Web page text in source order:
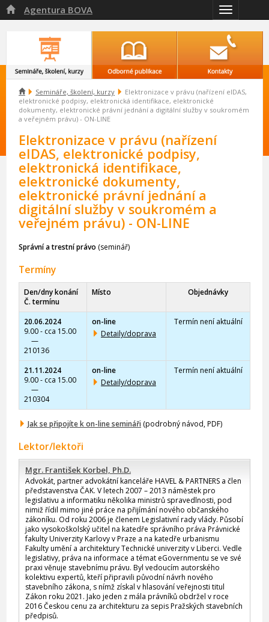
Přepnout
navigaci
 Agentura BOVA
 Semináře, školení, kurzy
Elektronizace v právu (nařízení eIDAS,
elektronické podpisy, elektronická identifikace, elektronické
dokumenty, elektronické právní jednání a digitální služby v soukromém
a veřejném právu) - ON-LINE
Elektronizace v právu (nařízení
eIDAS, elektronické podpisy,
elektronická identifikace,
elektronické dokumenty,
elektronické právní jednání a
digitální služby v soukromém a
veřejném právu) - ON-LINE
Správní a trestní právo (seminář)
Termíny
Den/dny konání
Č. termínu
Místo Objednávky
20.06.2024
9.00 - cca 15.00
—
210136
on-line
Detaily/doprava
Termín není aktuální
21.11.2024
9.00 - cca 15.00
—
210304
on-line
Detaily/doprava
Termín není aktuální
Jak se připojíte k on-line semináři (podrobný návod, PDF)
Lektor/lektoři
Mgr. František Korbel, Ph.D.
Advokát, partner advokátní kanceláře HAVEL & PARTNERS a člen
představenstva ČAK. V letech 2007 – 2013 náměstek pro
legislativu a informatiku několika ministrů spravedlnosti, pod
nimiž řídil mimo jiné práce na přijímání nového občanského
zákoníku. Od roku 2006 je členem Legislativní rady vlády. Působí
jako vysokoškolský učitel na katedře správního práva Právnické
fakulty Univerzity Karlovy v Praze a na katedře urbanismu
Fakulty umění a architektury Technické univerzity v Liberci. Vedle
legislativy, práva na informace a témat eGovernmentu se ve své
praxi věnuje stavebnímu právu. Byl vedoucím autorského
kolektivu expertů, kteří připravili původní návrh nového
stavebního zákona, s nímž získal v hlasování veřejnosti titul
Zákon roku 2021. Jako jeden z mála právníků obdržel v roce
2016 Českou cenu za architekturu za sepis Pražských stavebních
předpisů.